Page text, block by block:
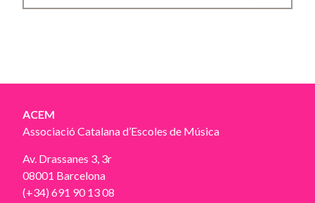
ACEM
Associació Catalana d’Escoles de Música
Av. Drassanes 3, 3r
08001 Barcelona
(+34) 691 90 13 08